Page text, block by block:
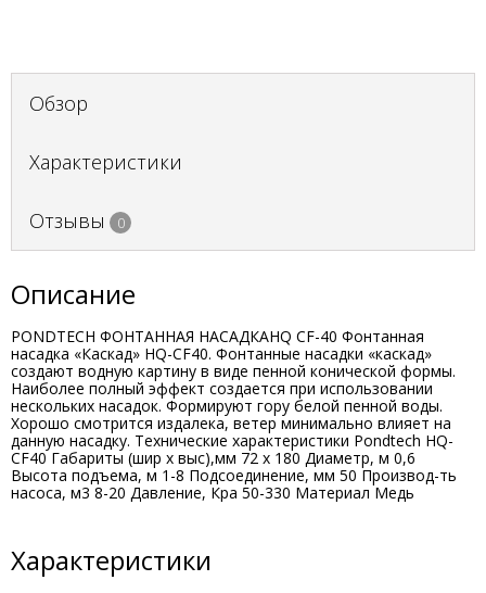
Обзор
Характеристики
Отзывы 0
Описание
PONDTECH ФОНТАННАЯ НАСАДКАHQ CF-40 Фонтанная
насадка «Каскад» HQ-CF40. Фонтанные насадки «каскад»
создают водную картину в виде пенной конической формы.
Наиболее полный эффект создается при использовании
нескольких насадок. Формируют гору белой пенной воды.
Хорошо смотрится издалека, ветер минимально влияет на
данную насадку. Технические характеристики Pondtech HQ-
CF40 Габариты (шир х выс),мм 72 х 180 Диаметр, м 0,6
Высота подъема, м 1-8 Подсоединение, мм 50 Производ-ть
насоса, м3 8-20 Давление, Кра 50-330 Материал Медь
Характеристики